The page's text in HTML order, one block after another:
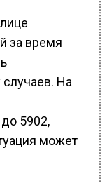
за время
На
5902,
может